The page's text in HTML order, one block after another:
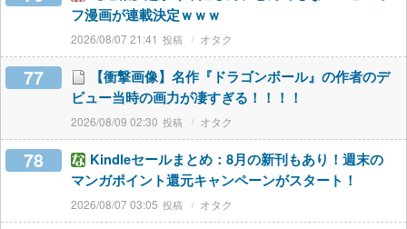
フ漫画が連載決定ｗｗｗ
2026/08/07 21:41 オタク
77
【衝撃画像】名作『ドラゴンボール』の作者のデ
ビュー当時の画力が凄すぎる！！！！
2026/08/09 02:30 オタク
78
Kindleセールまとめ：8月の新刊もあり！週末の
マンガポイント還元キャンペーンがスタート！
2026/08/07 03:05 オタク